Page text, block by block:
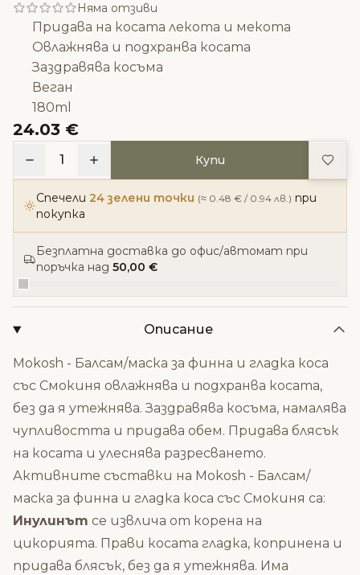
Няма отзиви
Придава на косата лекота и мекота
Овлажнява и подхранва косата
Заздравява косъма
Веган
180ml
24.03 €
1 Купи
Спечели 24 зелени точки (≈ 0.48 € / 0.94 лв.) при
покупка
Безплатна доставка до офис/автомат при
поръчка над 50,00 €
Описание
Mokosh - Балсам/маска за финна и гладка коса
със Смокиня овлажнява и подхранва косата,
без да я утежнява. Заздравява косъма, намалява
чупливостта и придава обем. Придава блясък
на косата и улеснява разресването.
Активните съставки на Mokosh - Балсам/
маска за финна и гладка коса със Смокиня са:
Инулинът се извлича от корена на
цикорията. Прави косата гладка, копринена и
придава блясък, без да я утежнява. Има